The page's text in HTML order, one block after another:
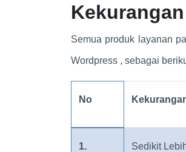
Semua produk layanan
Wordpress , sebagai
No
1. Sedikit